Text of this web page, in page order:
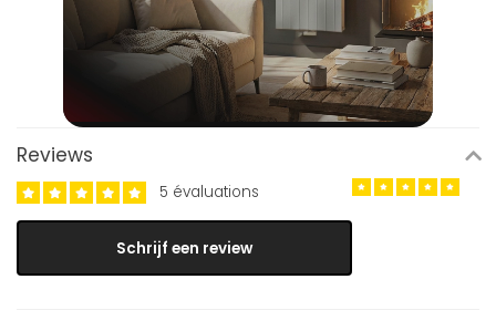
Reviews
5 évaluations
Schrijf een review